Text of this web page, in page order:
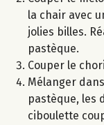
la chair avec
jolies billes.
pastèque.
Couper le
Mélanger
pastèque, les
ciboulette